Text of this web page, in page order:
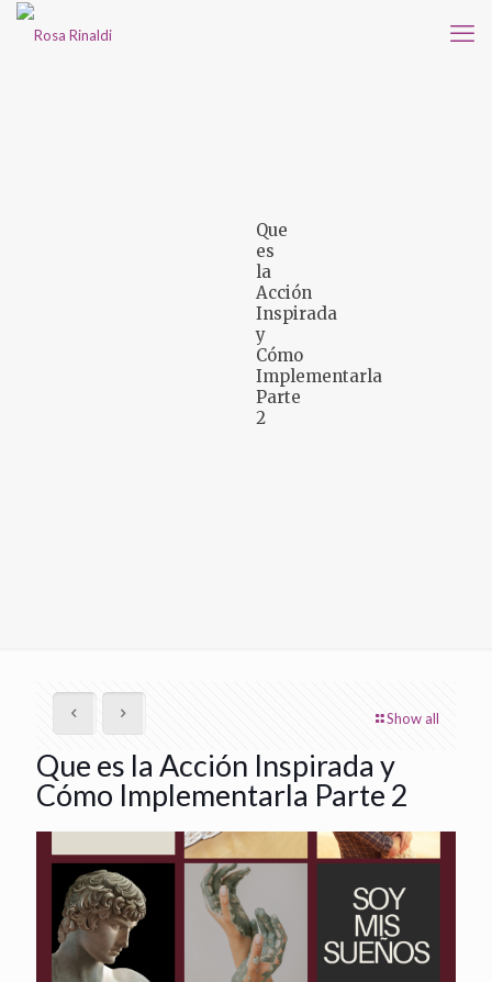
Que
es
la
Acción
Inspirada
y
Cómo
Implementarla
Parte
2
Show all
Que es la Acción Inspirada y
Cómo Implementarla Parte 2